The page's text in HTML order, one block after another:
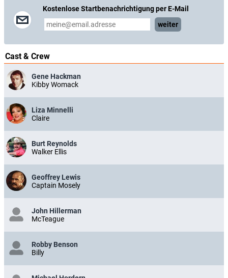
Kostenlose Startbenachrichtigung per E-Mail
weiter
Cast & Crew
Gene Hackman
Kibby Womack
Liza Minnelli
Claire
Burt Reynolds
Walker Ellis
Geoffrey Lewis
Captain Mosely
John Hillerman
McTeague
Robby Benson
Billy